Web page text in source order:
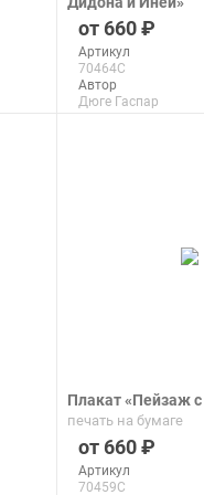
печать на бумаге
660
Артикул
70464C
Автор
Дюге Гаспар
Плакат «Пейзаж с
печать на бумаге
660
Артикул
70459C